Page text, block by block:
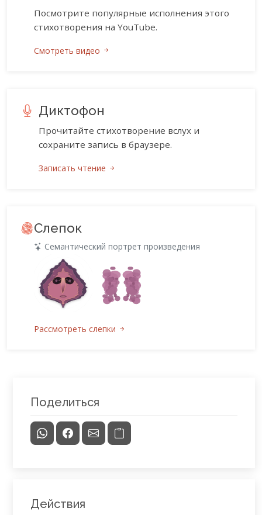
Посмотрите популярные исполнения этого
стихотворения на YouTube.
Смотреть видео
Диктофон
Прочитайте стихотворение вслух и
сохраните запись в браузере.
Записать чтение
Слепок
Семантический портрет произведения
Рассмотреть слепки
Поделиться
Действия